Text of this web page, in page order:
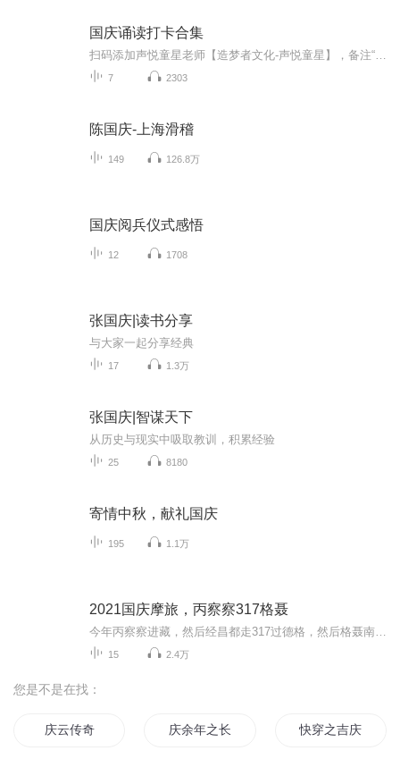
国庆诵读打卡合集
7 2303
陈国庆-上海滑稽
149 126.8万
国庆阅兵仪式感悟
12 1708
张国庆|读书分享
与大家一起分享经典
17 1.3万
张国庆|智谋天下
从历史与现实中吸取教训，积累经验
25 8180
寄情中秋，献礼国庆
195 1.1万
2021国庆摩旅，丙察察317格聂
15 2.4万
您是不是在找：
庆云传奇 庆余年之长歌行 快穿之吉庆有余